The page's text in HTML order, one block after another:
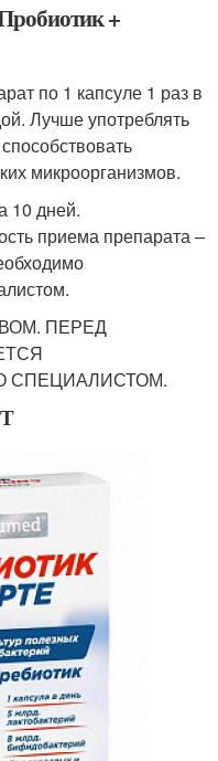
+
по 1 капсуле 1 раз в
Лучше употреблять
микроорганизмов.
10 дней.
приема препарата –
ПЕРЕД
СПЕЦИАЛИСТОМ.